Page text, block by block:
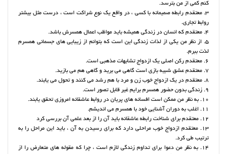
کنم کمی از من بترسد.
3. معتقدم رابطه صمیمانه با کسی ، در واقع یک نوع شراکت است ، درست مثل بیشتر
روابط تجاری.
4. معتقدم که انسان در زندگی همیشه باید مواظب اعمال همسرش باشد.
5. از نظر من یکی از لذات زندگی این است که بتوانم از زیبایی های جسمانی همسرم
لذت ببرم.
6. معتقدم رکن اصلی یک ازدواج تشابهات مذهبی است.
7. معتقدم عشق شبیه بازی است گاهی می برید و گاهی هم می بازید.
8. معتقدم در یک ازدواج خوب زن و مرد با هم رشد می کنند و تحول می یابند.
9. زندگی بدون حضور همسرم برایم غیر قابل تصور است.
10. به نظر من ممکن است افسانه های پریان در روابط عاشقانه امروزی تحقق یابند.
11. اغلب به دوران آشنایی خود با همسرم می اندیشم.
12. معتقدم برای شناخت رابطه عاشقانه باید آن را از بعد علمی آن بررسی کرد
13. معتقدم ازدواج خوب مراحلی دارد که برای رسیدن به آن ، باید این مراحل را به
ترتیب طی کرد.
14. به نظر من دعوا برای تداوم زندگی لازم است ، چرا که مقوله های متعارض را از